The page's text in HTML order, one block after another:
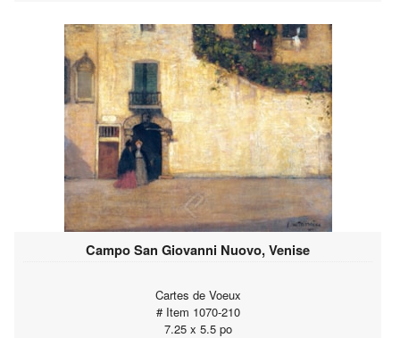
Campo San Giovanni Nuovo, Venise
Cartes de Voeux
# Item 1070-210
7.25 x 5.5 po